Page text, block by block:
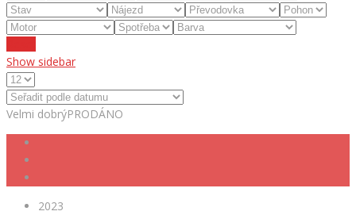
Show sidebar
Velmi dobrýPRODÁNO
2023